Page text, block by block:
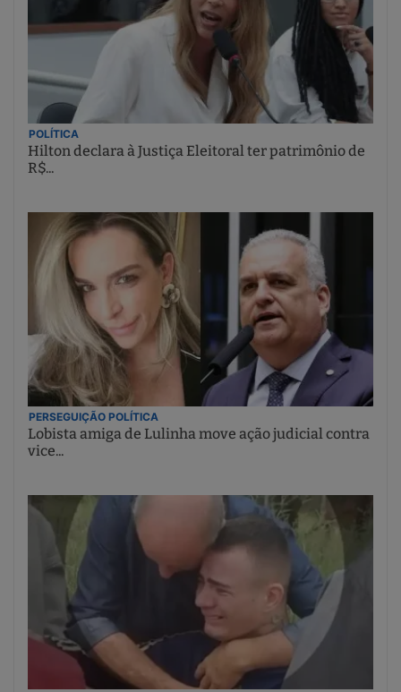
POLÍTICA
Hilton declara à Justiça Eleitoral ter patrimônio de
R$...
PERSEGUIÇÃO POLÍTICA
Lobista amiga de Lulinha move ação judicial contra
vice...